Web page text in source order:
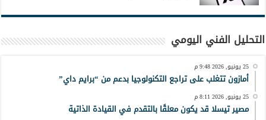
التحليل الفني اليومي
25 يونيو, 2026 9:48 م
أمازون تتغلب على تراجع التكنولوجيا بدعم من “برايم داي”
25 يونيو, 2026 8:11 م
مصير تيسلا قد يكون معلقًا بالتقدم في القيادة الذاتية